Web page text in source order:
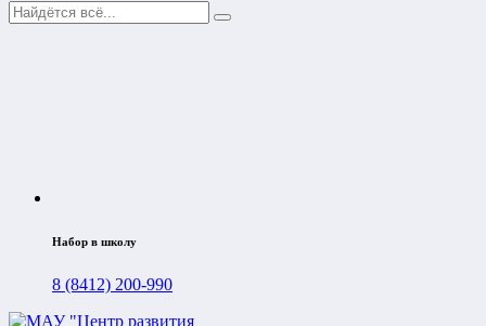
Набор в школу
8 (8412) 200-990